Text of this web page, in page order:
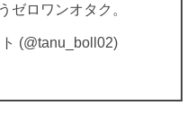
ゼロワンオタク。
(@tanu_boll02)